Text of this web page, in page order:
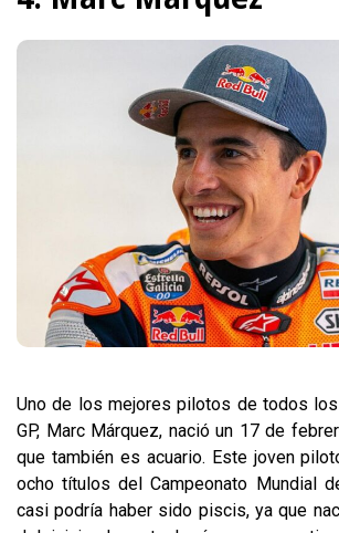
Uno de los mejores pilotos de todos
GP, Marc Márquez, nació un 17 de
que también es acuario. Este joven
ocho títulos del Campeonato Mundial
casi podría haber sido piscis, ya que